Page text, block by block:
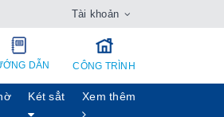
Tài khoản
DẪN CÔNG TRÌNH
Két sẳt Xem thêm